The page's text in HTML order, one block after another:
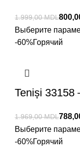
1.999,00MDL
Выберите
-60%Горячий
Teniși 33158
1.969,00MDL
Выберите
-60%Горячий